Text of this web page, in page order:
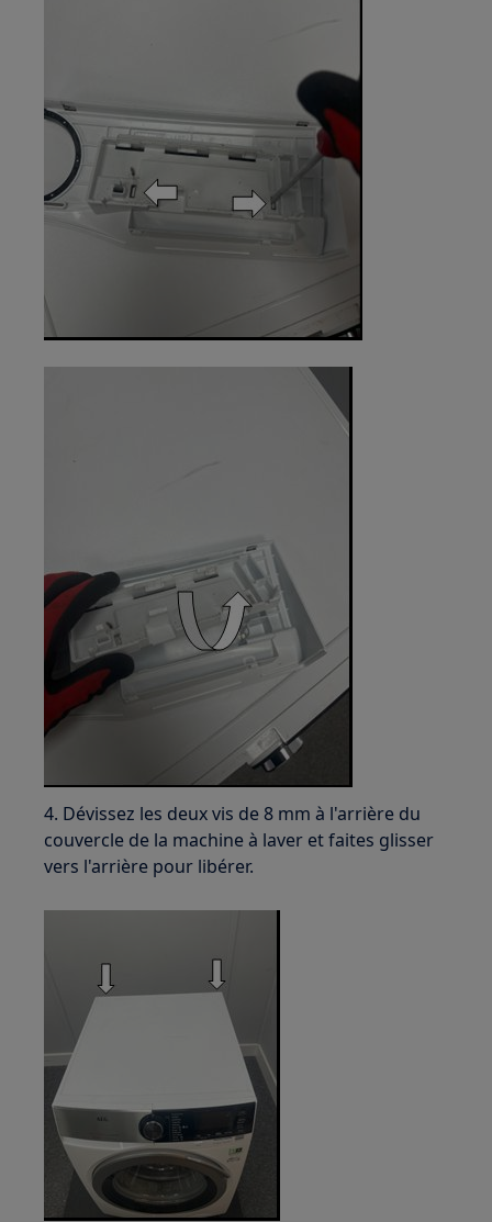
4. Dévissez les deux vis de 8 mm à l'arrière du
couvercle de la machine à laver et faites glisser
vers l'arrière pour libérer.